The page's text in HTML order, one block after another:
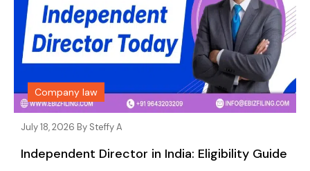
Company law
July 18, 2026 By Steffy A
Independent Director in India: Eligibility Guide